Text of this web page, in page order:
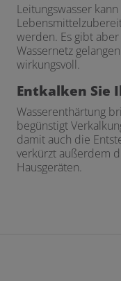
Leitungswasser
werden. Es gibt
Wassernetz
wirkungsvoll.
Entkalken Sie
Wasserenthärtung
begünstigt
damit auch die
verkürzt außerdem
Hausgeräten.